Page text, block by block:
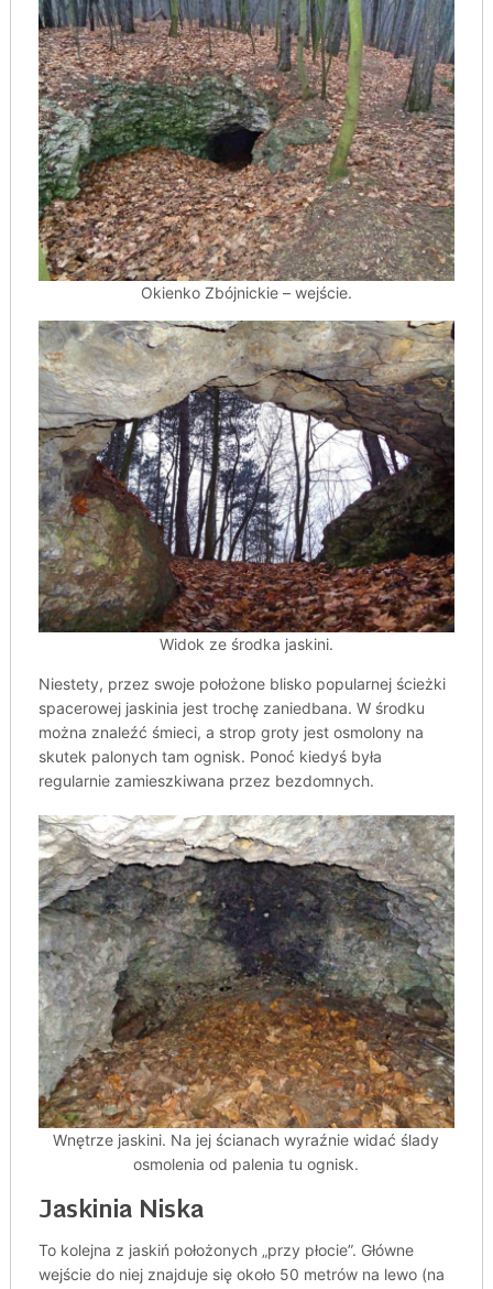
Okienko Zbójnickie – wejście.
Widok ze środka jaskini.
Niestety, przez swoje położone blisko popularnej ścieżki
spacerowej jaskinia jest trochę zaniedbana. W środku
można znaleźć śmieci, a strop groty jest osmolony na
skutek palonych tam ognisk. Ponoć kiedyś była
regularnie zamieszkiwana przez bezdomnych.
Wnętrze jaskini. Na jej ścianach wyraźnie widać ślady
osmolenia od palenia tu ognisk.
Jaskinia Niska
To kolejna z jaskiń położonych „przy płocie”. Główne
wejście do niej znajduje się około 50 metrów na lewo (na